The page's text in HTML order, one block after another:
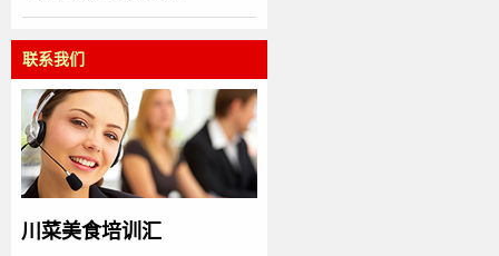
联系我们
川菜美食培训汇